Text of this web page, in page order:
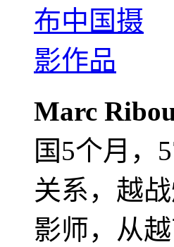
Marc
国5个月，
关系，越
影师，从